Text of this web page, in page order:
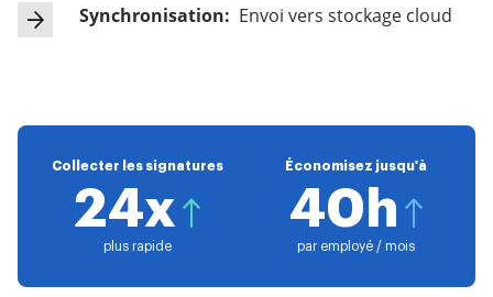
Synchronisation: Envoi vers stockage cloud
Collecter les signatures
24x
plus rapide
Économisez jusqu'à
40h
par employé / mois